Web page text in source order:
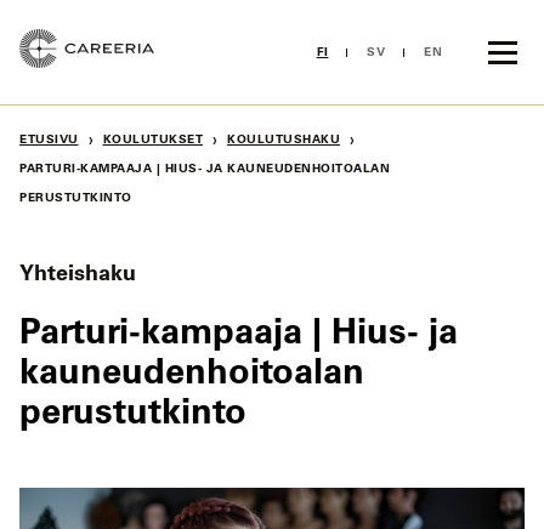
sisältöön
FI SV EN
ETUSIVU › KOULUTUKSET › KOULUTUSHAKU ›
PARTURI-KAMPAAJA | HIUS- JA KAUNEUDENHOITOALAN
PERUSTUTKINTO
Yhteishaku
Parturi-kampaaja | Hius- ja
kauneudenhoitoalan
perustutkinto